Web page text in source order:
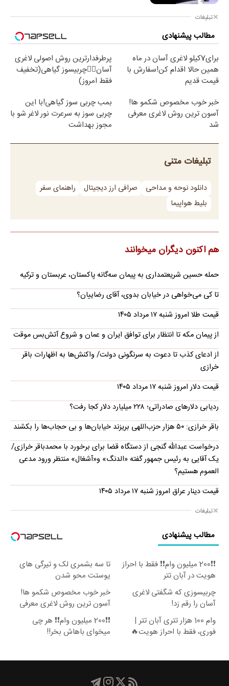
تبلیغات
مطالب پیشنهادی
برای7کیلو لاغری آسان در ماه
همین حالا اقدام کن!سفارش با
قیمت قدیم
پرطرفدارترین روش اصولی لاغری
آسان👈🏻چربیسوز گیاهی(تخفیف
فقط امروز)
خبر خوب مخصوص شکمو ها!
آسون ترین روش لاغری معرفی
شد
بمب چربی سوز گیاهی!با این
چربی سوز به سرعرت نور لاغر شو با
مجوز بهداشت
تبلیغات متنی
دانلود نوحه و مداحی صرافی ارز دیجیتال
راهنمای سفر
بلیط هواپیما
هم اکنون دیگران میخوانند
حمله حسین شریعتمداری به پیمان سه‌گانه پاکستان، عربستان و ترکیه
تا کی می‌خواهی در خیابان بدوی، آقای رضاییان؟
قیمت طلا امروز شنبه ۱۷ مرداد ۱۴۰۵
از پیمان مکه تا انتظار برای توافق ایران و عمان و شروع آتش‌بس موقت
از ادعای کذب تا دعوت به سرنگونی دولت/ واکنش‌ها به اظهارات باقر
خرازی‌
قیمت دلار امروز شنبه ۱۷ مرداد ۱۴۰۵
ردیابی دلارهای صادراتی؛ ۲۲۸ میلیارد دلار کجا رفت؟
باقر خرازی: ۵۰ هزار حزب‌اللهی بریزند خیابان‌ها و بی حجاب‌ها را بکشند
درخواست عبدالله گنجی از دستگاه قضا برای برخورد با محمدباقر خرازی/
یک آقایی به رئیس جمهور گفته «الدنگ» و«آشغال» منتظر ورود مدعی
العموم هستیم؟
قیمت دینار عراق امروز شنبه ۱۷ مرداد ۱۴۰۵
تبلیغات
مطالب پیشنهادی
❗❗200 میلیون وام❗❗ فقط با احراز
هویت در آبان تتر
تا سه بشمری لک و تیرگی های
پوستت محو شدن
چربیسوزی که شگفتی لاغری
آسان را رقم زد!
خبر خوب مخصوص شکمو ها!
آسون ترین روش لاغری معرفی
شد
وام 100 هزار تتری آبان تتر |
فوری، فقط با احراز هویت🔥
❗❗200 میلیون وام❗❗ هر چی
میخوای باهاش بخر!!